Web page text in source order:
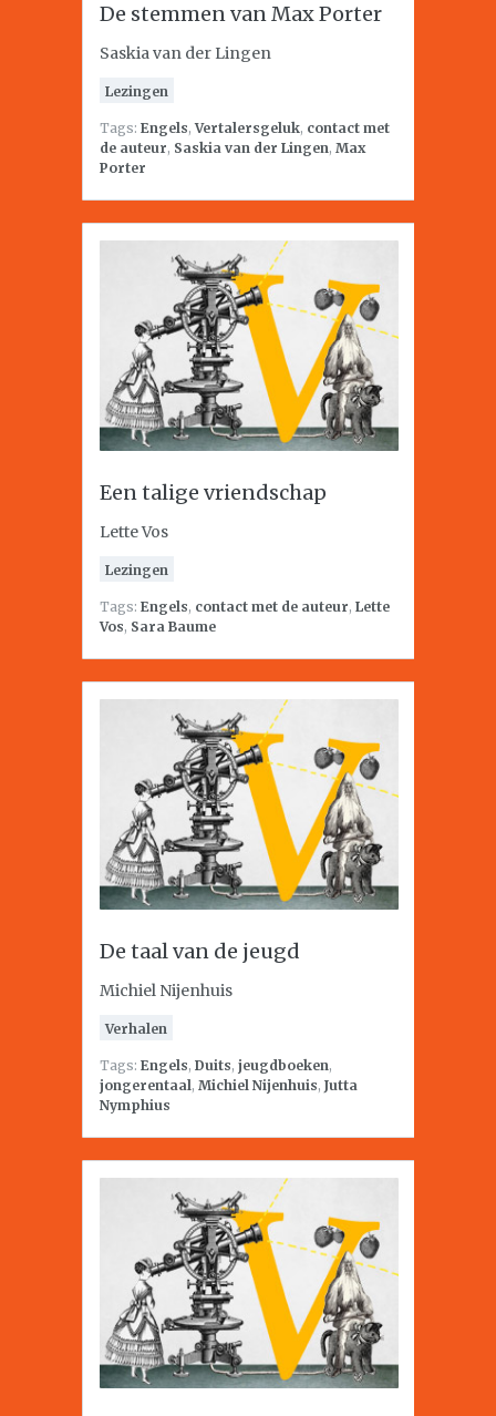
De stemmen van Max Porter
Saskia van der Lingen
Lezingen
Tags: Engels,Vertalersgeluk, contact met
de auteur, Saskia van der Lingen, Max
Porter
Een talige vriendschap
Lette Vos
Lezingen
Tags: Engels, contact met de auteur, Lette
Vos, Sara Baume
De taal van de jeugd
Michiel Nijenhuis
Verhalen
Tags: Engels, Duits, jeugdboeken,
jongerentaal, Michiel Nijenhuis, Jutta
Nymphius